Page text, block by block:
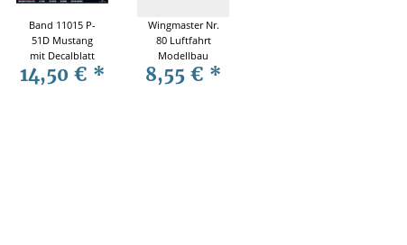
Band 11015 P-
51D Mustang
mit Decalblatt
14,50 € *
Wingmaster Nr.
80 Luftfahrt
Modellbau
Historie
Flugzeug Me
8,55 € *